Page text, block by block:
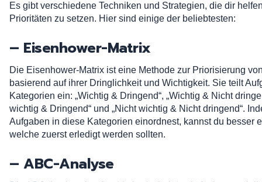
Es gibt verschiedene Techniken und Strategien, die dir
Prioritäten zu setzen. Hier sind einige der beliebtesten:
– Eisenhower-Matrix
Die Eisenhower-Matrix ist eine Methode zur Priorisierung
basierend auf ihrer Dringlichkeit und Wichtigkeit. Sie teilt
Kategorien ein: „Wichtig & Dringend“, „Wichtig & Nicht
wichtig & Dringend“ und „Nicht wichtig & Nicht dringend“.
Aufgaben in diese Kategorien einordnest, kannst du besser
welche zuerst erledigt werden sollten.
– ABC-Analyse